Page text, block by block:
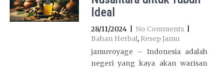
Ideal
28/11/2024 No Comments
Bahan Herbal, Resep Jamu
jamuvoyage – Indonesia adalah
negeri yang kaya akan warisan